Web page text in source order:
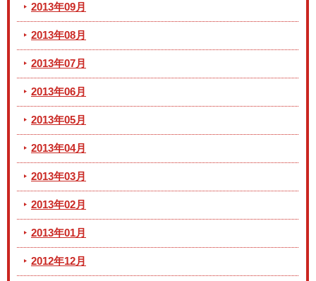
2013年09月
2013年08月
2013年07月
2013年06月
2013年05月
2013年04月
2013年03月
2013年02月
2013年01月
2012年12月